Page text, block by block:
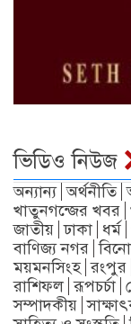
ভিডিও নিউজ
অন্যান্য অর্থনীতি
খাতুনগন্জের খবর
জাতীয় ঢাকা ধর্ম
বাণিজ্য নগর
ময়মনসিংহ রংপুর
রাশিফল রূপচর্চা
সম্পাদকীয়